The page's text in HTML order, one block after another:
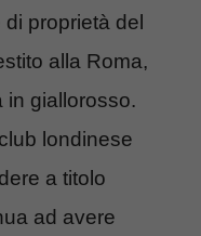
di proprietà del
alla Roma,
in giallorosso.
londinese
a titolo
ad avere